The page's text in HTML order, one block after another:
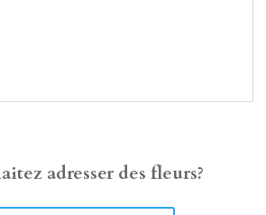
adresser des fleurs?